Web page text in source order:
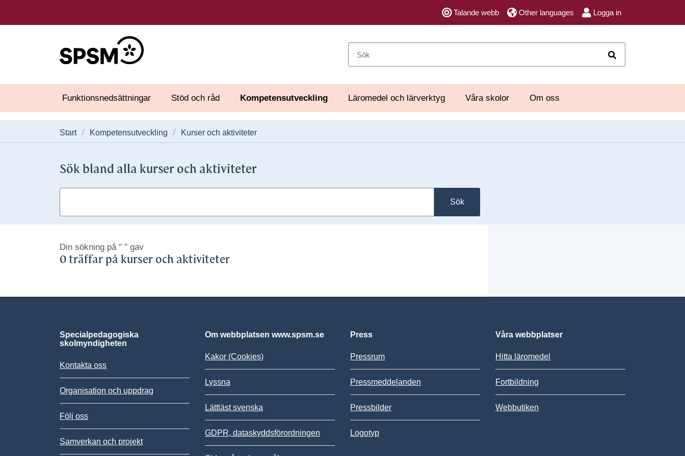
Talande webb Other languages Logga in
Funktionsnedsättningar Stöd och råd Kompetensutveckling Läromedel och lärverktyg Våra skolor Om oss
Start Kompetensutveckling Kurser och aktiviteter
Sök bland alla kurser och aktiviteter
Sök
Din sökning på " " gav
0 träffar på kurser och aktiviteter
Specialpedagogiska
skolmyndigheten
Kontakta oss
Organisation och uppdrag
Följ oss
Samverkan och projekt
Om webbplatsen www.spsm.se
Kakor (Cookies)
Lyssna
Lättläst svenska
GDPR, dataskyddsförordningen
Press
Pressrum
Pressmeddelanden
Pressbilder
Logotyp
Våra webbplatser
Hitta läromedel
Fortbildning
Webbutiken